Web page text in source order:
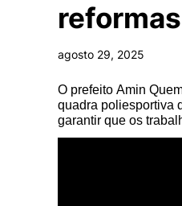
agosto 29, 2025
O prefeito Amin
quadra poliesportiva
garantir que os